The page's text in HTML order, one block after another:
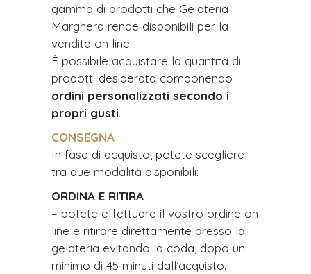
gamma di prodotti che Gelateria
Marghera rende disponibili per la
vendita on line.
È possibile acquistare la quantità di
prodotti desiderata componendo
ordini personalizzati secondo i
propri gusti.
CONSEGNA
In fase di acquisto, potete scegliere
tra due modalità disponibili:
ORDINA E RITIRA
– potete effettuare il vostro ordine on
line e ritirare direttamente presso la
gelateria evitando la coda, dopo un
minimo di 45 minuti dall’acquisto.